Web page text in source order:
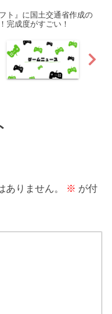
ト』に国土交通省作成の
完成度がすごい！
ありません。 ※ が付